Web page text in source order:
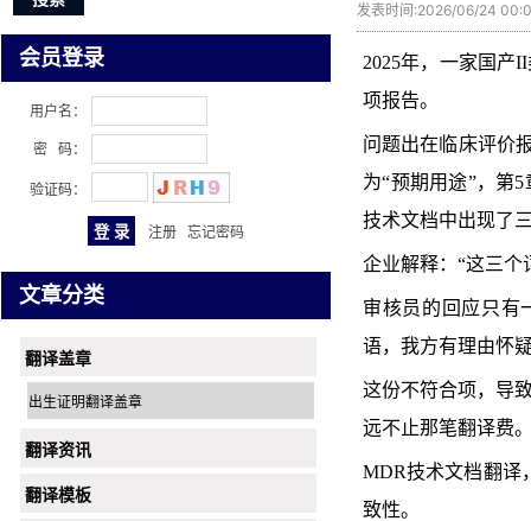
会员登录
用户名：
密 码：
验证码：
注册 忘记密码
文章分类
翻译盖章
出生证明翻译盖章
翻译资讯
翻译模板
发表时间:2026/06/24
2025年，一家国产
项报告。
问题出在临床评价
为“预期用途”，第
技术文档中出现了
企业解释：“这三个
审核员的回应只有
语，我方有理由怀
这份不符合项，导
远不止那笔翻译费
MDR技术文档翻译
致性。